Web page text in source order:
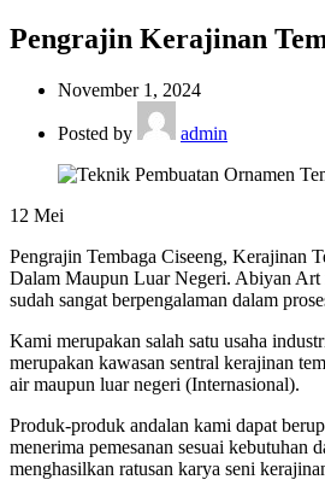
Pengrajin Kerajinan
November 1, 2024
Posted by admin
12 Mei
Pengrajin Tembaga Ciseeng, Kerajinan
Dalam Maupun Luar Negeri. Abiyan Art
sudah sangat berpengalaman dalam
Kami merupakan salah satu usaha
merupakan kawasan sentral kerajinan
air maupun luar negeri (Internasional).
Produk-produk andalan kami dapat
menerima pemesanan sesuai
menghasilkan ratusan karya seni